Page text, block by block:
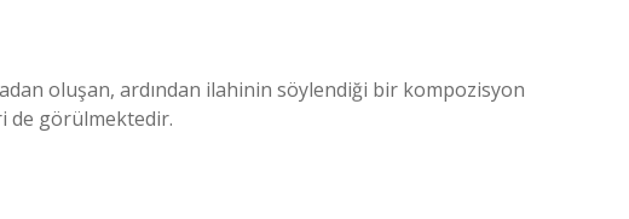
oluşan, ardından ilahinin söylendiği bir kompozisyon
de görülmektedir.